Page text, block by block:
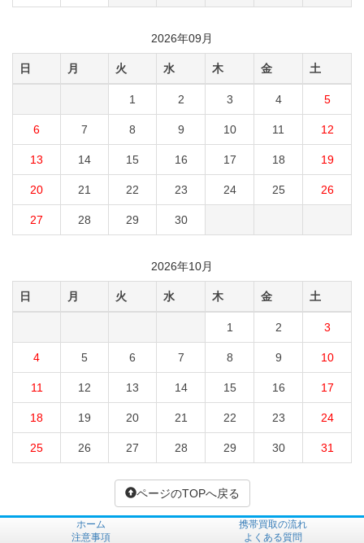
2026年09月
日 月 火 水 木 金 土
1 2 3 4 5
6 7 8 9 10 11 12
13 14 15 16 17 18 19
20 21 22 23 24 25 26
27 28 29 30
2026年10月
日 月 火 水 木 金 土
1 2 3
4 5 6 7 8 9 10
11 12 13 14 15 16 17
18 19 20 21 22 23 24
25 26 27 28 29 30 31
ページのTOPへ戻る
ホーム
携帯買取の流れ
注意事項
よくある質問